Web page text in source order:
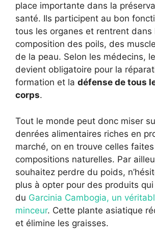
place importante dans la
santé. Ils participent au bon
tous les organes et rentrent dans
composition des poils, des
de la peau. Selon les médecins,
devient obligatoire pour la
formation et la défense de tous
corps.
Tout le monde peut donc miser
denrées alimentaires riches en
marché, on en trouve celles
compositions naturelles. Par
souhaitez perdre du poids,
plus à opter pour des produits
du Garcinia Cambοgia, un
minceur. Cette plante asiatique
et élimine les graisses.